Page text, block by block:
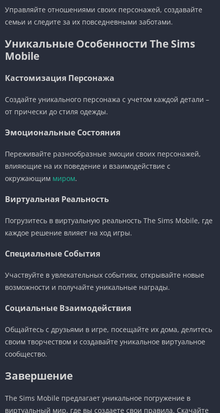
Управляйте отношениями своих персонажей, создавайте
семьи и следите за их повседневными заботами.
Уникальные Особенности The Sims
Mobile
Кастомизация Персонажа
Создайте уникального персонажа с учетом каждой детали –
от прически до стиля одежды.
Эмоциональные Состояния
Переживайте разнообразные эмоции своих персонажей,
влияющие на их поведение и взаимодействие с
окружающим миром.
Виртуальная Реальность
Погрузитесь в виртуальную реальность The Sims Mobile, где
каждое решение влияет на ход игры.
Специальные События
Участвуйте в увлекательных событиях, открывайте новые
возможности и получайте уникальные награды.
Социальные Взаимодействия
Общайтесь с друзьями в игре, посещайте их дома, делитесь
своим творчеством и создавайте уникальное виртуальное
сообщество.
Завершение
The Sims Mobile предлагает уникальное погружение в
виртуальный мир, где вы создаете свои правила. Скачайте